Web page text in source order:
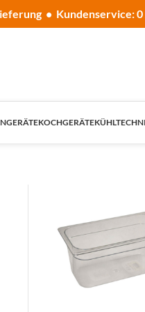
• Kundenservice: 0
KOCHGERÄTE